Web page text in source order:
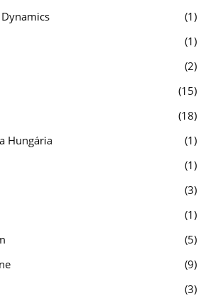
1
1
2
15
18
Hungária
1
1
3
1
5
9
3